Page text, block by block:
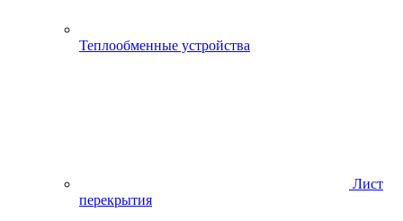
Теплообменные устройства
Лист
перекрытия